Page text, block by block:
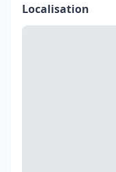
Localisation